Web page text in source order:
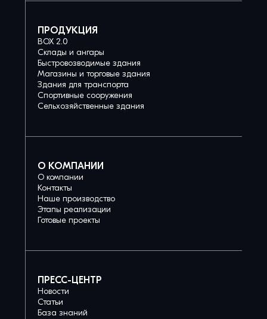
ПРОДУКЦИЯ
BOX 2.0
Склады и ангары
Быстровозводимые здания
Магазины и торговые здания
Здания для транспорта
Спортивные сооружения
Сельхозяйственные здания
О КОМПАНИИ
О компании
Контакты
Наше производство
Этапы реализации
Готовые проекты
ПРЕСС-ЦЕНТР
Новости
Статьи
База знаний